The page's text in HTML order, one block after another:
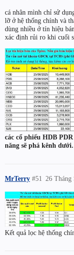
cá nhân mình chỉ sử
lỡ ở hệ thống chính và
dùng nhiều ở tín hiệu
xác định rủi ro khi cuối
các cổ phiếu HDB
năng sẽ phá kênh dưới.
MrTerry 26 Tháng
#51
Kết quả lọc hệ thống